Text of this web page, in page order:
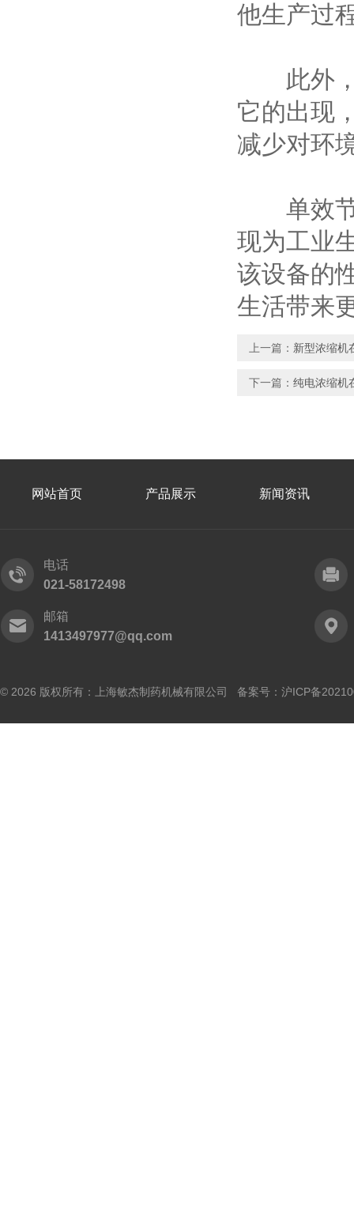
他生产过
此外，
它的出现
减少对环
单效节
现为工业
该设备的
生活带来
上一篇： 新型浓缩机
下一篇： 纯电浓缩机
网站首页 产品展示 新闻资讯
电话
021-58172498
邮箱
1413497977@qq.com
© 2026 版权所有：上海敏杰制药机械有限公司 备案号： 沪ICP备